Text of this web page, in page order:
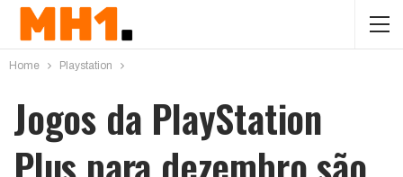
Home Playstation
Jogos da PlayStation